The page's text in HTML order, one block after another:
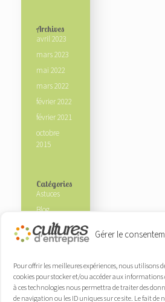
Gérer le
Pour offrir les meilleures expériences, nous utilisons
cookies pour stocker et/ou accéder aux informations
à ces technologies nous permettra de traiter des
de navigation ou les ID uniques sur ce site. Le fait de
Archives
avril 2023
mars 2023
mai 2022
mars 2022
février 2022
février 2021
octobre
2015
Catégories
Astuces
Blog
Ecosysteme
Experts
Nos clients
Nos
partenaires